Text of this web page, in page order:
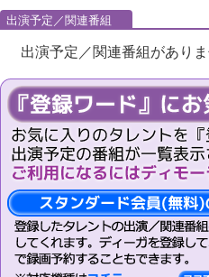
出演予定／関連番組
出演予定／関連番組がありま